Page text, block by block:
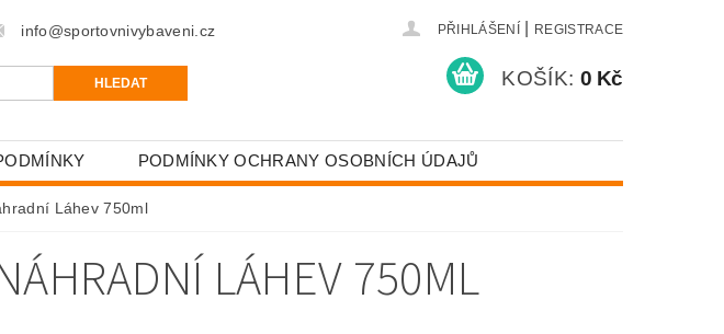
info@sportovnivybaveni.cz PŘIHLÁŠENÍ REGISTRACE
KOŠÍK: 0 Kč
PODMÍNKY OCHRANY OSOBNÍCH ÚDAJŮ
Láhev 750ml
LÁHEV 750ML